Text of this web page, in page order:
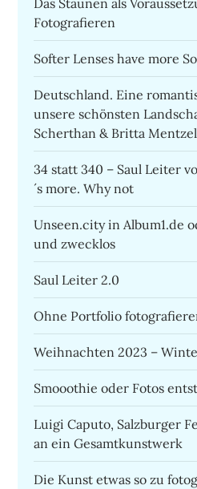
Das Staunen als
Fotografieren
Softer Lenses have more
Deutschland. Eine
unsere schönsten
Scherthan & Britta Mentzel
34 statt 340 – Saul Leiter
´s more. Why not
Unseen.city in Album1.de
und zwecklos
Saul Leiter 2.0
Ohne Portfolio
Weihnachten 2023 –
Smooothie oder Fotos
Luigi Caputo, Salzburger
an ein Gesamtkunstwerk
Die Kunst etwas so zu